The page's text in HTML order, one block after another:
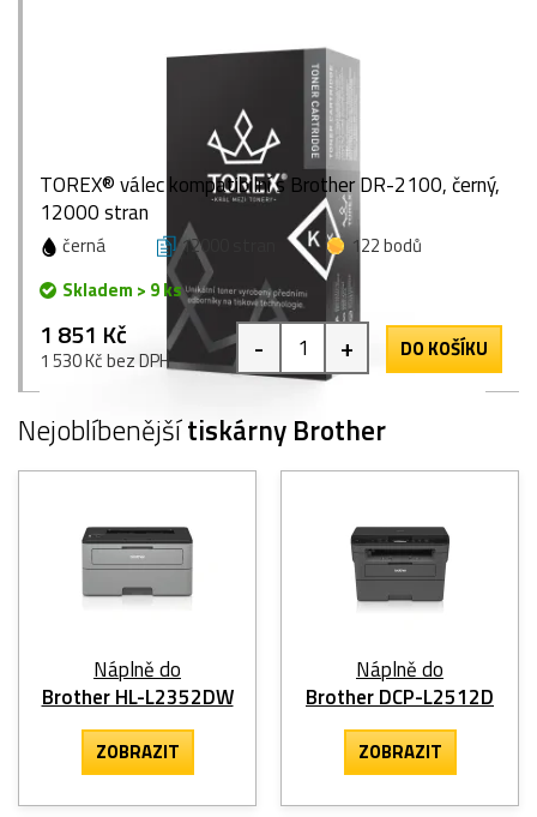
TOREX® válec kompatibilní s Brother DR-2100, černý,
12000 stran
černá 12000 stran
122 bodů
Skladem > 9 ks
1 851 Kč
1 530 Kč bez DPH - + DO KOŠÍKU
Nejoblíbenějšítiskárny Brother
Náplně do
Brother HL-L2352DW
ZOBRAZIT
Náplně do
Brother DCP-L2512D
ZOBRAZIT